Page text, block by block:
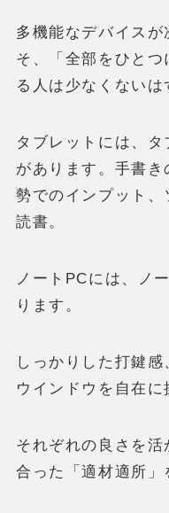
多機能なデバイス
そ、「全部をひと
る人は少なくないは
タブレットには、
があります。手書
勢でのインプット
読書。
ノートPCには、ノ
ります。
しっかりした打鍵
ウインドウを自在に
それぞれの良さを
合った「適材適所」